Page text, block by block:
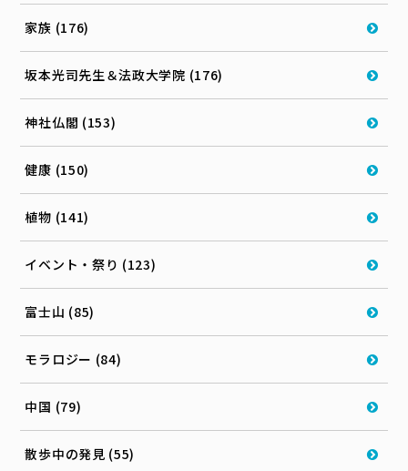
家族 (176)
坂本光司先生＆法政大学院 (176)
神社仏閣 (153)
健康 (150)
植物 (141)
イベント・祭り (123)
富士山 (85)
モラロジー (84)
中国 (79)
散歩中の発見 (55)